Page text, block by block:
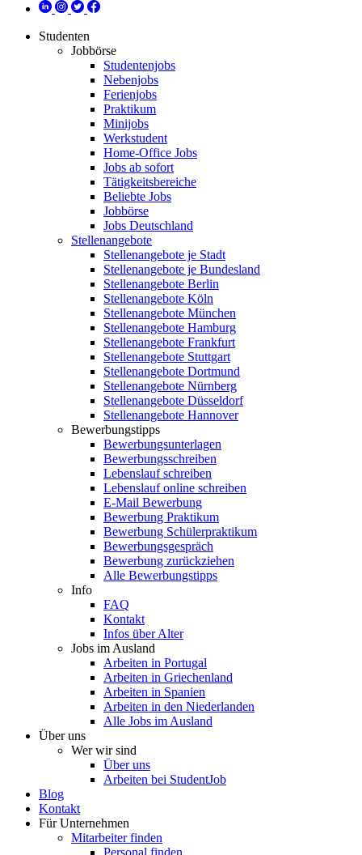
Studenten
Jobbörse
Studentenjobs
Nebenjobs
Ferienjobs
Praktikum
Minijobs
Werkstudent
Home-Office Jobs
Jobs ab sofort
Tätigkeitsbereiche
Beliebte Jobs
Jobbörse
Jobs Deutschland
Stellenangebote
Stellenangebote je Stadt
Stellenangebote je Bundesland
Stellenangebote Berlin
Stellenangebote Köln
Stellenangebote München
Stellenangebote Hamburg
Stellenangebote Frankfurt
Stellenangebote Stuttgart
Stellenangebote Dortmund
Stellenangebote Nürnberg
Stellenangebote Düsseldorf
Stellenangebote Hannover
Bewerbungstipps
Bewerbungsunterlagen
Bewerbungsschreiben
Lebenslauf schreiben
Lebenslauf online schreiben
E-Mail Bewerbung
Bewerbung Praktikum
Bewerbung Schülerpraktikum
Bewerbungsgespräch
Bewerbung zurückziehen
Alle Bewerbungstipps
Info
FAQ
Kontakt
Infos über Alter
Jobs im Ausland
Arbeiten in Portugal
Arbeiten in Griechenland
Arbeiten in Spanien
Arbeiten in den Niederlanden
Alle Jobs im Ausland
Über uns
Wer wir sind
Über uns
Arbeiten bei StudentJob
Blog
Kontakt
Für Unternehmen
Mitarbeiter finden
Personal finden